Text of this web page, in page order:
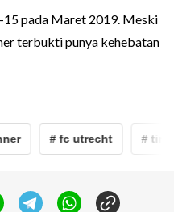
15 pada Maret 2019. Meski
terbukti punya kehebatan
# fc utrecht #